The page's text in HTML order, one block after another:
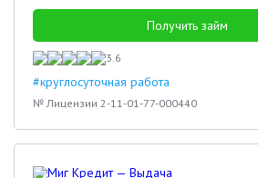
Получить займ
3.6
#круглосуточная работа
№ Лицензии 2-11-01-77-000440